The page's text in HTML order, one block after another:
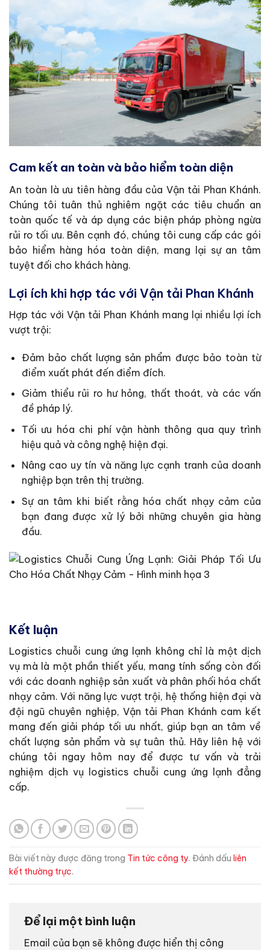
Cam kết an toàn và bảo hiểm toàn diện
An toàn là ưu tiên hàng đầu của Vận tải Phan Khánh.
Chúng tôi tuân thủ nghiêm ngặt các tiêu chuẩn an
toàn quốc tế và áp dụng các biện pháp phòng ngừa
rủi ro tối ưu. Bên cạnh đó, chúng tôi cung cấp các gói
bảo hiểm hàng hóa toàn diện, mang lại sự an tâm
tuyệt đối cho khách hàng.
Lợi ích khi hợp tác với Vận tải Phan Khánh
Hợp tác với Vận tải Phan Khánh mang lại nhiều lợi ích
vượt trội:
Đảm bảo chất lượng sản phẩm được bảo toàn từ
điểm xuất phát đến điểm đích.
Giảm thiểu rủi ro hư hỏng, thất thoát, và các vấn
đề pháp lý.
Tối ưu hóa chi phí vận hành thông qua quy trình
hiệu quả và công nghệ hiện đại.
Nâng cao uy tín và năng lực cạnh tranh của doanh
nghiệp bạn trên thị trường.
Sự an tâm khi biết rằng hóa chất nhạy cảm của
bạn đang được xử lý bởi những chuyên gia hàng
đầu.
Kết luận
Logistics chuỗi cung ứng lạnh không chỉ là một dịch
vụ mà là một phần thiết yếu, mang tính sống còn đối
với các doanh nghiệp sản xuất và phân phối hóa chất
nhạy cảm. Với năng lực vượt trội, hệ thống hiện đại và
đội ngũ chuyên nghiệp, Vận tải Phan Khánh cam kết
mang đến giải pháp tối ưu nhất, giúp bạn an tâm về
chất lượng sản phẩm và sự tuân thủ. Hãy liên hệ với
chúng tôi ngay hôm nay để được tư vấn và trải
nghiệm dịch vụ logistics chuỗi cung ứng lạnh đẳng
cấp.
Bài viết này được đăng trong Tin tức công ty. Đánh dấu liên
kết thường trực.
Để lại một bình luận
Email của bạn sẽ không được hiển thị công